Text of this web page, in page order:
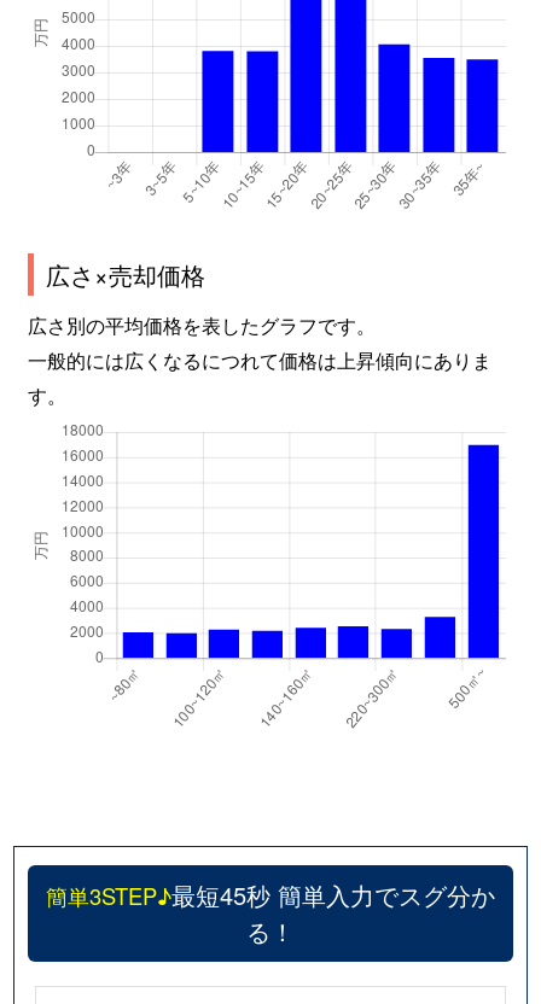
広さ×売却価格
広さ別の平均価格を表したグラフです。
一般的には広くなるにつれて価格は上昇傾向にありま
す。
簡単3STEP♪最短45秒 簡単入力でスグ分か
る！